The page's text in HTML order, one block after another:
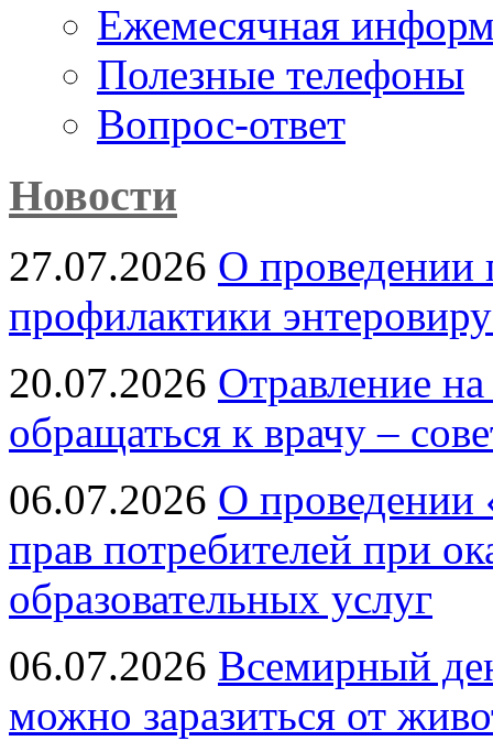
Ежемесячная
Полезные телефоны
Вопрос-ответ
Новости
27.07.2026 О проведении
профилактики
20.07.2026 Отравление
обращаться к врачу –
06.07.2026 О проведении
прав потребителей при
образовательных услуг
06.07.2026 Всемирный
можно заразиться от